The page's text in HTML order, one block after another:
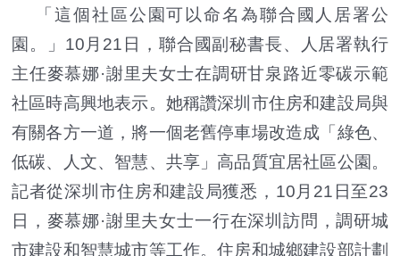
「這個社區公園可以命名為聯合國人居署公
園。」10月21日，聯合國副秘書長、人居署執行
主任麥慕娜·謝里夫女士在調研甘泉路近零碳示範
社區時高興地表示。她稱讚深圳市住房和建設局與
有關各方一道，將一個老舊停車場改造成「綠色、
低碳、人文、智慧、共享」高品質宜居社區公園。
記者從深圳市住房和建設局獲悉，10月21日至23
日，麥慕娜·謝里夫女士一行在深圳訪問，調研城
市建設和智慧城市等工作。住房和城鄉建設部計劃